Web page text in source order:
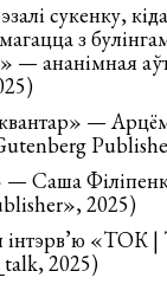
сукенку,
з
— ананімная
—
Саша
2025)
інтэрв’ю «ТОК
2025)